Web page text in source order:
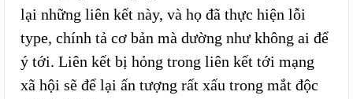
lại những liên kết này, và họ đã thực hiện lỗi
type, chính tả cơ bản mà dường như không ai để
ý tới. Liên kết bị hỏng trong liên kết tới mạng
xã hội sẽ để lại ấn tượng rất xấu trong mắt độc